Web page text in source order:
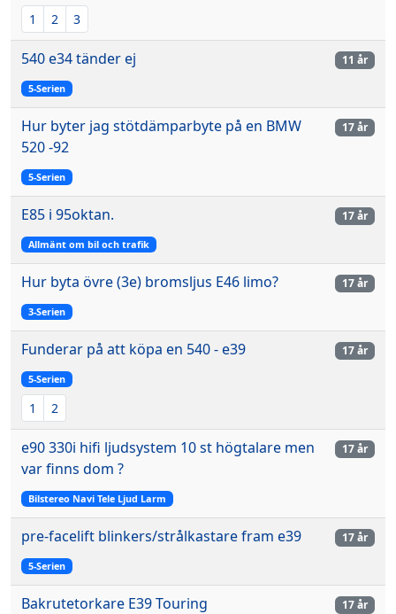
1 2 3
540 e34 tänder ej
5-Serien
11 år
Hur byter jag stötdämparbyte på en BMW
520 -92
5-Serien
17 år
E85 i 95oktan.
Allmänt om bil och trafik
17 år
Hur byta övre (3e) bromsljus E46 limo?
3-Serien
17 år
Funderar på att köpa en 540 - e39
5-Serien
1 2
17 år
e90 330i hifi ljudsystem 10 st högtalare men
var finns dom ?
Bilstereo Navi Tele Ljud Larm
17 år
pre-facelift blinkers/strålkastare fram e39
5-Serien
17 år
Bakrutetorkare E39 Touring 17 år